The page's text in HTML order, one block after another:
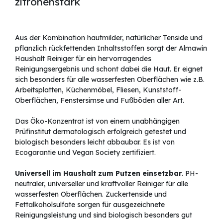
Aus der Kombination hautmilder, natürlicher Tenside und
pflanzlich rückfettenden Inhaltsstoffen sorgt der Almawin
Haushalt Reiniger für ein hervorragendes
Reinigungsergebnis und schont dabei die Haut. Er eignet
sich besonders für alle wasserfesten Oberflächen wie z.B.
Arbeitsplatten, Küchenmöbel, Fliesen, Kunststoff-
Oberflächen, Fenstersimse und Fußböden aller Art.
Das Öko-Konzentrat ist von einem unabhängigen
Prüfinstitut dermatologisch erfolgreich getestet und
biologisch besonders leicht abbaubar. Es ist von
Ecogarantie und Vegan Society zertifiziert.
Universell im Haushalt zum Putzen einsetzbar. PH-
neutraler, universeller und kraftvoller Reiniger für alle
wasserfesten Oberflächen. Zuckertenside und
Fettalkoholsulfate sorgen für ausgezeichnete
Reinigungsleistung und sind biologisch besonders gut